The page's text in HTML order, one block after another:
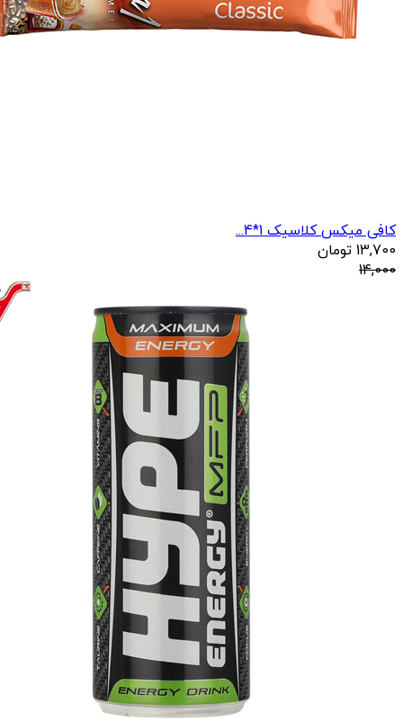
کافی میکس کلاسیک 1*4...
13,700 تومان
14,000